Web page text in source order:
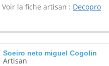
Voir la fiche artisan : Decopro
Soeiro neto miguel Cogolin
Artisan